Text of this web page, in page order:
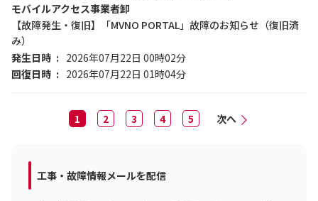
モバイルアクセス事業者卸
【故障発生・復旧】「MVNO PORTAL」故障のお知らせ（復旧済
み）
発生日時
2026年07月22日 00時02分
回復日時
2026年07月22日 01時04分
1 2 3 4 5 次へ
工事・故障情報メールを配信